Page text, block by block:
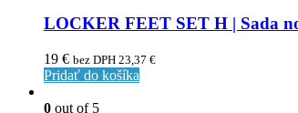
LOCKER FEET SET H | Sada
19 € bez DPH 23,37 €
Pridať do košíka
0 out of 5